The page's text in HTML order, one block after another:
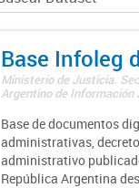
Base Infoleg
Ministerio de Justicia.
Argentino de Información
Base de documentos
administrativas,
administrativo
República Argentina